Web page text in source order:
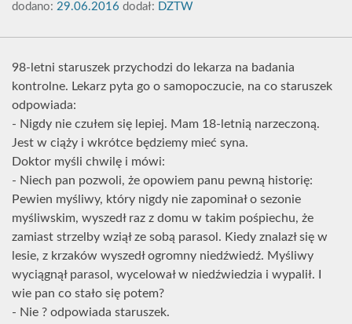
dodano: 29.06.2016 dodał: DZTW
98-letni staruszek przychodzi do lekarza na badania
kontrolne. Lekarz pyta go o samopoczucie, na co staruszek
odpowiada:
- Nigdy nie czułem się lepiej. Mam 18-letnią narzeczoną.
Jest w ciąży i wkrótce będziemy mieć syna.
Doktor myśli chwilę i mówi:
- Niech pan pozwoli, że opowiem panu pewną historię:
Pewien myśliwy, który nigdy nie zapominał o sezonie
myśliwskim, wyszedł raz z domu w takim pośpiechu, że
zamiast strzelby wziął ze sobą parasol. Kiedy znalazł się w
lesie, z krzaków wyszedł ogromny niedźwiedź. Myśliwy
wyciągnął parasol, wycelował w niedźwiedzia i wypalił. I
wie pan co stało się potem?
- Nie ? odpowiada staruszek.